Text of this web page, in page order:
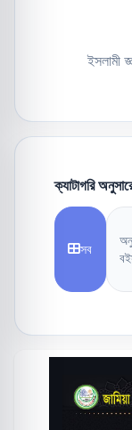
ইসলামী
ক্যাটাগরি
সব